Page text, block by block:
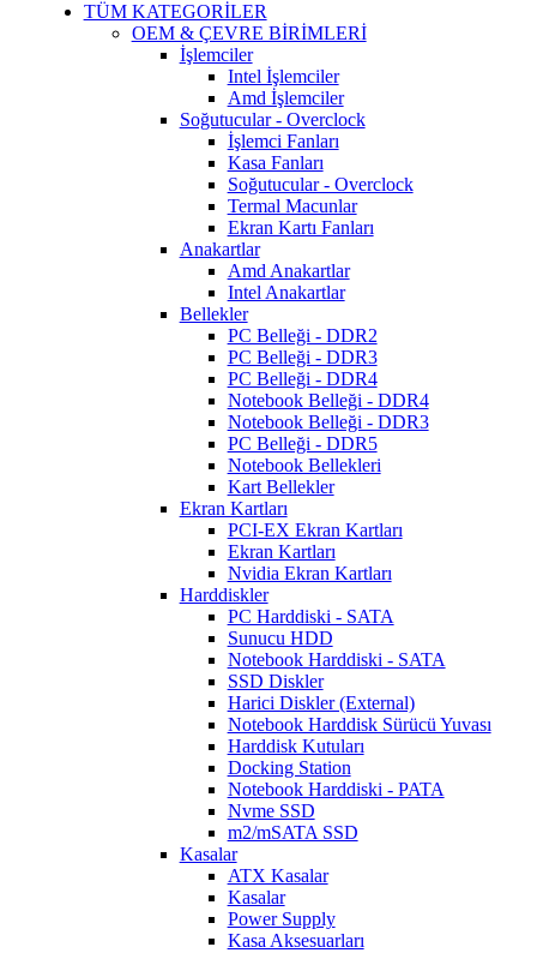
TÜM KATEGORİLER
OEM & ÇEVRE BİRİMLERİ
İşlemciler
Intel İşlemciler
Amd İşlemciler
Soğutucular - Overclock
İşlemci Fanları
Kasa Fanları
Soğutucular - Overclock
Termal Macunlar
Ekran Kartı Fanları
Anakartlar
Amd Anakartlar
Intel Anakartlar
Bellekler
PC Belleği - DDR2
PC Belleği - DDR3
PC Belleği - DDR4
Notebook Belleği - DDR4
Notebook Belleği - DDR3
PC Belleği - DDR5
Notebook Bellekleri
Kart Bellekler
Ekran Kartları
PCI-EX Ekran Kartları
Ekran Kartları
Nvidia Ekran Kartları
Harddiskler
PC Harddiski - SATA
Sunucu HDD
Notebook Harddiski - SATA
SSD Diskler
Harici Diskler (External)
Notebook Harddisk Sürücü Yuvası
Harddisk Kutuları
Docking Station
Notebook Harddiski - PATA
Nvme SSD
m2/mSATA SSD
Kasalar
ATX Kasalar
Kasalar
Power Supply
Kasa Aksesuarları